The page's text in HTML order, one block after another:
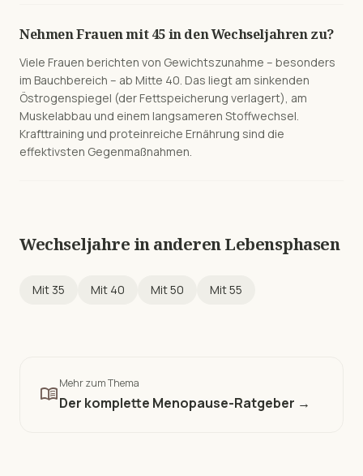
Nehmen Frauen mit 45 in den Wechseljahren zu?
Viele Frauen berichten von Gewichtszunahme – besonders
im Bauchbereich – ab Mitte 40. Das liegt am sinkenden
Östrogenspiegel (der Fettspeicherung verlagert), am
Muskelabbau und einem langsameren Stoffwechsel.
Krafttraining und proteinreiche Ernährung sind die
effektivsten Gegenmaßnahmen.
Wechseljahre in anderen Lebensphasen
Mit 35 Mit 40 Mit50 Mit55
menu_book
Mehr zum Thema
Der komplette Menopause-Ratgeber →